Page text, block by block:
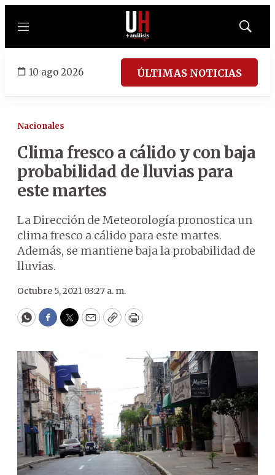
Menú
Mostrar
10 ago 2026 ÚLTIMAS NOTICIAS
Nacionales
Clima fresco a cálido y con baja
probabilidad de lluvias para
este martes
La Dirección de Meteorología pronostica un
clima fresco a cálido para este martes.
Además, se mantiene baja la probabilidad de
lluvias.
Octubre 5, 2021 03:27 a. m.
WhatsApp
Facebook
Twitter
EmailCopyPrint